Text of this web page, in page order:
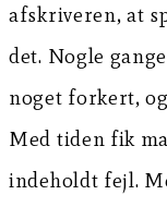
afskriveren, at
det. Nogle
noget forkert,
Med tiden fik
indeholdt fejl.